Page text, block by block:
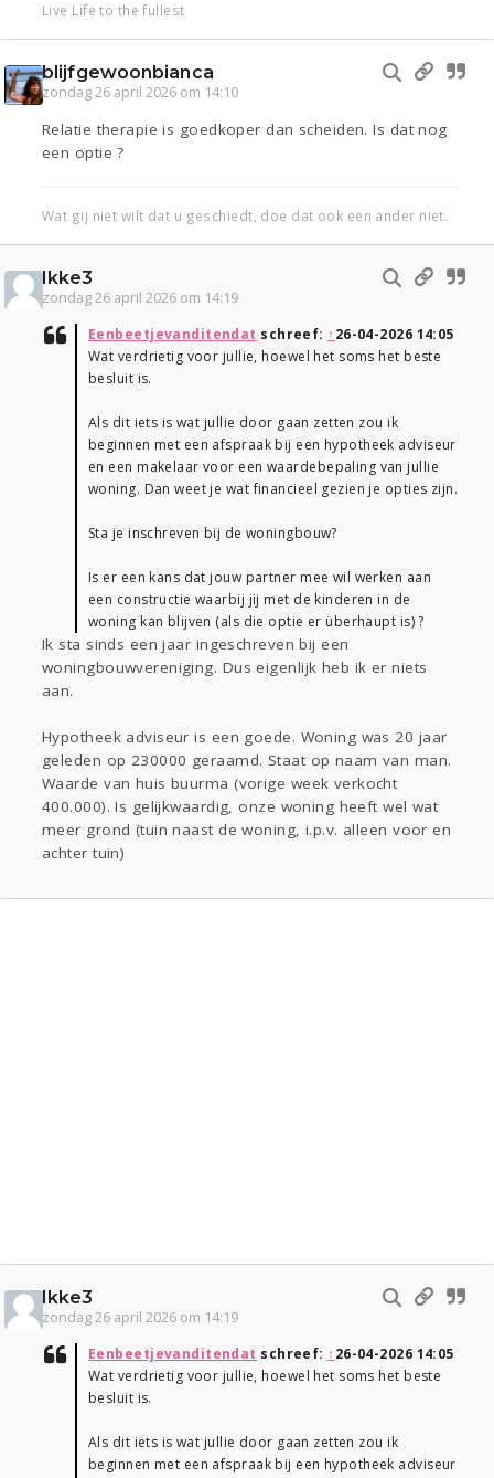
Live Life to the fullest
blijfgewoonbianca
zondag 26 april 2026 om 14:10
Relatie therapie is goedkoper dan scheiden. Is dat nog
een optie ?
Wat gij niet wilt dat u geschiedt, doe dat ook een ander niet.
Ikke3
zondag 26 april 2026 om 14:19
Eenbeetjevanditendat schreef: ↑26-04-2026 14:05
Wat verdrietig voor jullie, hoewel het soms het beste
besluit is.
Als dit iets is wat jullie door gaan zetten zou ik
beginnen met een afspraak bij een hypotheek adviseur
en een makelaar voor een waardebepaling van jullie
woning. Dan weet je wat financieel gezien je opties zijn.
Sta je inschreven bij de woningbouw?
Is er een kans dat jouw partner mee wil werken aan
een constructie waarbij jij met de kinderen in de
woning kan blijven (als die optie er überhaupt is) ?
Ik sta sinds een jaar ingeschreven bij een
woningbouwvereniging. Dus eigenlijk heb ik er niets
aan.
Hypotheek adviseur is een goede. Woning was 20 jaar
geleden op 230000 geraamd. Staat op naam van man.
Waarde van huis buurma (vorige week verkocht
400.000). Is gelijkwaardig, onze woning heeft wel wat
meer grond (tuin naast de woning, i.p.v. alleen voor en
achter tuin)
Ikke3
zondag 26 april 2026 om 14:19
Eenbeetjevanditendat schreef: ↑26-04-2026 14:05
Wat verdrietig voor jullie, hoewel het soms het beste
besluit is.
Als dit iets is wat jullie door gaan zetten zou ik
beginnen met een afspraak bij een hypotheek adviseur